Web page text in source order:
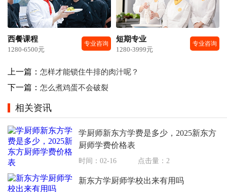
西餐课程
1280-6500元
专业咨询
短期专业
1280-3999元
专业咨询
上一篇： 怎样才能锁住牛排的肉汁呢？
下一篇： 怎么煮鸡蛋不会破裂
相关资讯
学厨师新东方学费是多少，2025新东方
厨师学费价格表
时间：02-16 点击量：2
新东方学厨师学校出来有用吗